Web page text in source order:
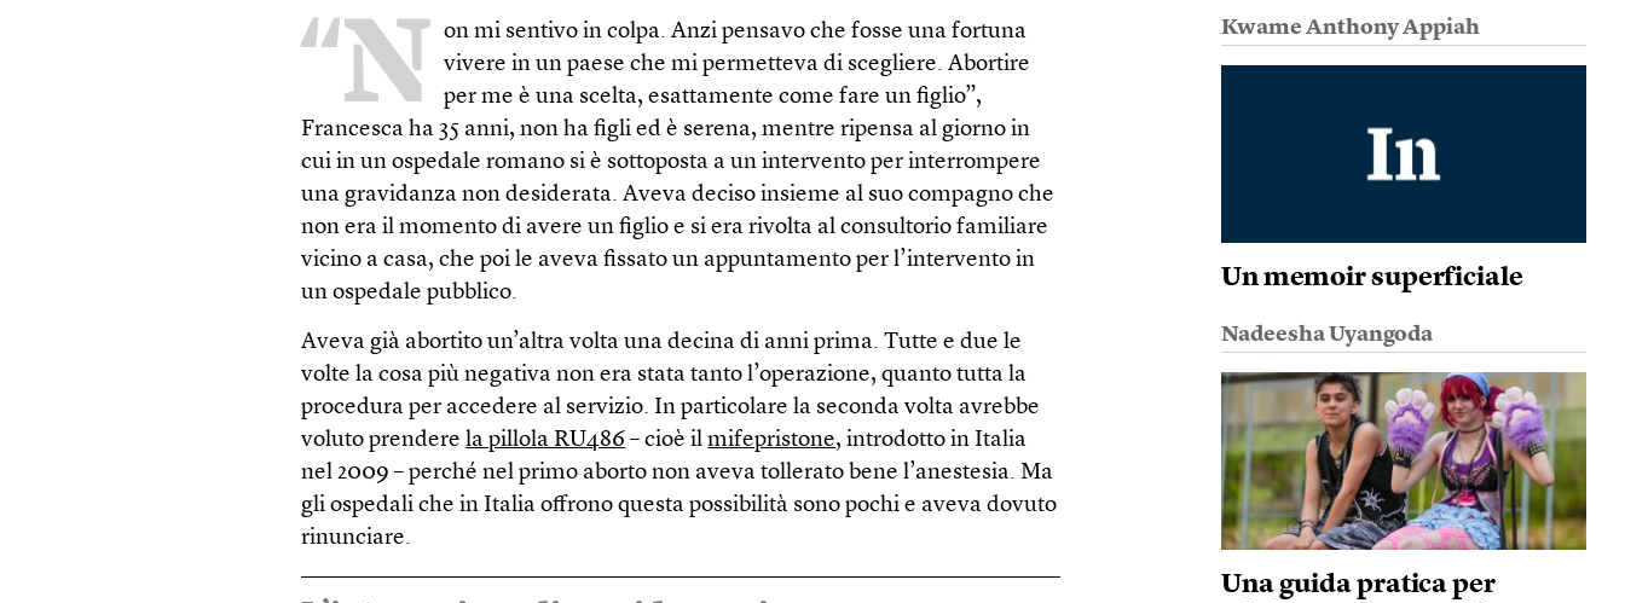
“N on mi sentivo in colpa. Anzi pensavo che fosse una fortuna
vivere in un paese che mi permetteva di scegliere. Abortire
per me è una scelta, esattamente come fare un figlio”,
Francesca ha 35 anni, non ha figli ed è serena, mentre ripensa al giorno in
cui in un ospedale romano si è sottoposta a un intervento per interrompere
una gravidanza non desiderata. Aveva deciso insieme al suo compagno che
non era il momento di avere un figlio e si era rivolta al consultorio familiare
vicino a casa, che poi le aveva fissato un appuntamento per l’intervento in
un ospedale pubblico.
Aveva già abortito un’altra volta una decina di anni prima. Tutte e due le
volte la cosa più negativa non era stata tanto l’operazione, quanto tutta la
procedura per accedere al servizio. In particolare la seconda volta avrebbe
voluto prenderela pillola RU486 – cioè ilmifepristone, introdotto in Italia
nel 2009 – perché nel primo aborto non aveva tollerato bene l’anestesia. Ma
gli ospedali che in Italia offrono questa possibilità sono pochi e aveva dovuto
rinunciare.
Kwame Anthony Appiah
Un memoir superficiale
Nadeesha Uyangoda
Una guida pratica per